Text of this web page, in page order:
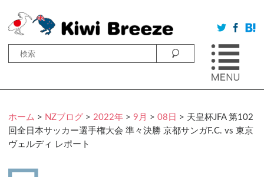
ホーム > NZブログ > 2022年 > 9月 > 08日 > 天皇杯JFA 第102
回全日本サッカー選手権大会 準々決勝 京都サンガF.C. vs 東京
ヴェルディ レポート